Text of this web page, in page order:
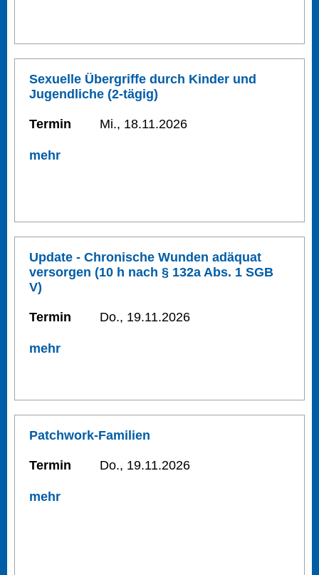
Sexuelle Übergriffe durch Kinder und
Jugendliche (2-tägig)
Termin Mi., 18.11.2026
mehr
Update - Chronische Wunden adäquat
versorgen (10 h nach § 132a Abs. 1 SGB
V)
Termin Do., 19.11.2026
mehr
Patchwork-Familien
Termin Do., 19.11.2026
mehr